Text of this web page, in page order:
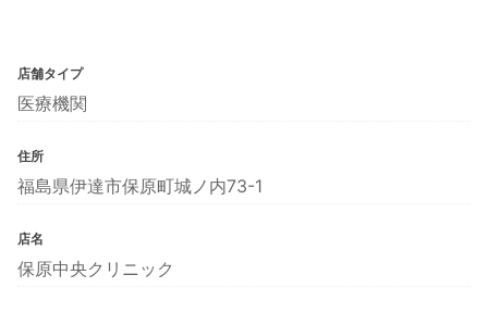
店舗タイプ
医療機関
住所
福島県伊達市保原町城ノ内73-1
店名
保原中央クリニック